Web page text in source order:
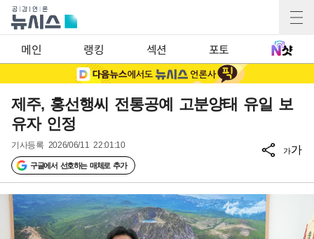
메인 랭킹 섹션 포토
제주, 홍선행씨 전통공예 고분양태 유일 보
유자 인정
기사등록 2026/06/11 22:01:10
구글에서 선호하는 매체로 추가
가가